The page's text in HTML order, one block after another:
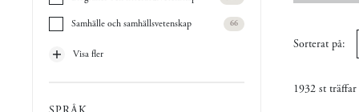
Samhälle och samhällsvetenskap 66
Visa fler
Sorterat på:
1932 st träffar